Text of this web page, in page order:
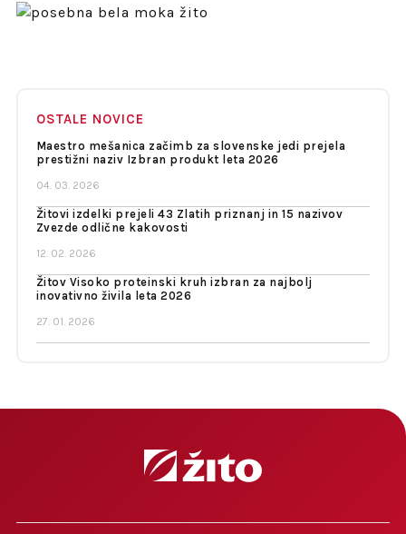
OSTALE NOVICE
Maestro mešanica začimb za slovenske jedi prejela
prestižni naziv Izbran produkt leta 2026
04. 03. 2026
Žitovi izdelki prejeli 43 Zlatih priznanj in 15 nazivov
Zvezde odlične kakovosti
12. 02. 2026
Žitov Visoko proteinski kruh izbran za najbolj
inovativno živila leta 2026
27. 01. 2026